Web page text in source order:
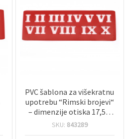
PVC šablona za višekratnu
upotrebu “Rimski brojevi“
– dimenzije otiska 17,5 ×
4,3 cm
SKU: 843289